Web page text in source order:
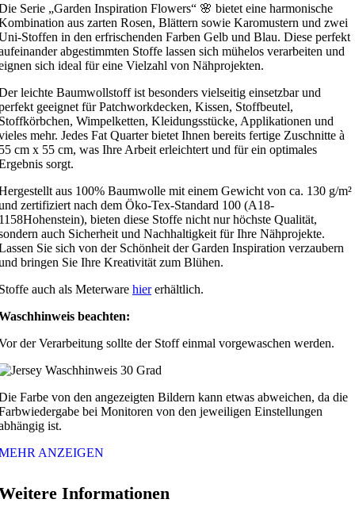
Serie „Garden Inspiration Flowers“ 🌸 bietet eine harmonische
aus zarten Rosen, Blättern sowie Karomustern und zwei
Stoffen in den erfrischenden Farben Gelb und Blau. Diese perfekt
abgestimmten Stoffe lassen sich mühelos verarbeiten und
sich ideal für eine Vielzahl von Nähprojekten.
leichte Baumwollstoff ist besonders vielseitig einsetzbar und
geeignet für Patchworkdecken, Kissen, Stoffbeutel,
Wimpelketten, Kleidungsstücke, Applikationen und
mehr. Jedes Fat Quarter bietet Ihnen bereits fertige Zuschnitte à
cm x 55 cm, was Ihre Arbeit erleichtert und für ein optimales
sorgt.
aus 100% Baumwolle mit einem Gewicht von ca. 130 g/m²
zertifiziert nach dem Öko-Tex-Standard 100 (A18-
bieten diese Stoffe nicht nur höchste Qualität,
auch Sicherheit und Nachhaltigkeit für Ihre Nähprojekte.
Sie sich von der Schönheit der Garden Inspiration verzaubern
bringen Sie Ihre Kreativität zum Blühen.
auch als Meterware hiererhältlich.
beachten:
der Verarbeitung sollte der Stoff einmal vorgewaschen werden.
Farbe von den angezeigten Bildern kann etwas abweichen, da die
bei Monitoren von den jeweiligen Einstellungen
ist.
ANZEIGEN
Informationen